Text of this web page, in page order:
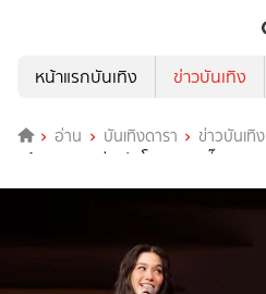
หน้าแรกบันเทิง
ข่าวบันเทิง
อ่าน บันเทิงดารา ข่าวบันเทิง
“เก้า จิรายุ” แต่ละประโยคหวานเจี๊ยบ!